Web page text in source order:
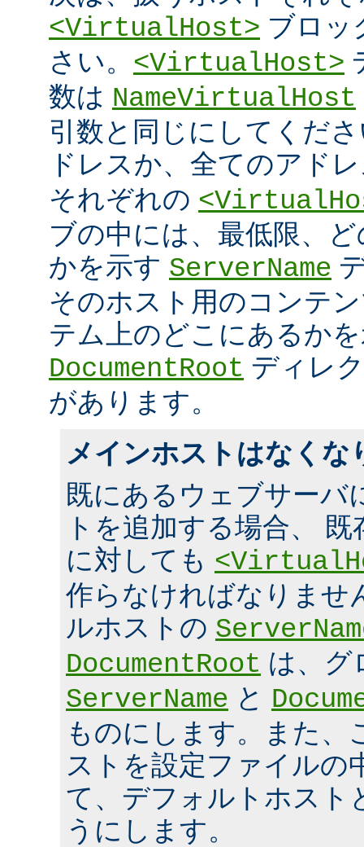
<VirtualHost> ブロッ
さい。 <VirtualHost>
数は NameVirtualHost
引数と同じにしてくだ
ドレスか、全てのアド
それぞれの
ブの中には、最低限、
かを示す ServerName
そのホスト用のコンテ
テム上のどこにあるか
DocumentRoot ディレ
があります。
メインホストはなくな
既にあるウェブサーバ
トを追加する場合、
に対しても
作らなければなりませ
ルホストの
DocumentRoot は、グ
ServerName と
ものにします。また、
ストを設定ファイルの
て、デフォルトホスト
うにします。